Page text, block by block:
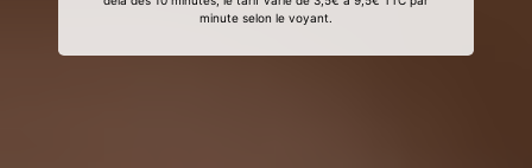
minute selon le voyant.